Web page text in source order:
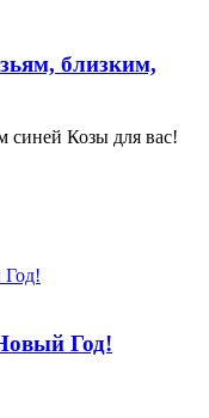
близким,
синей Козы для вас!
Год!